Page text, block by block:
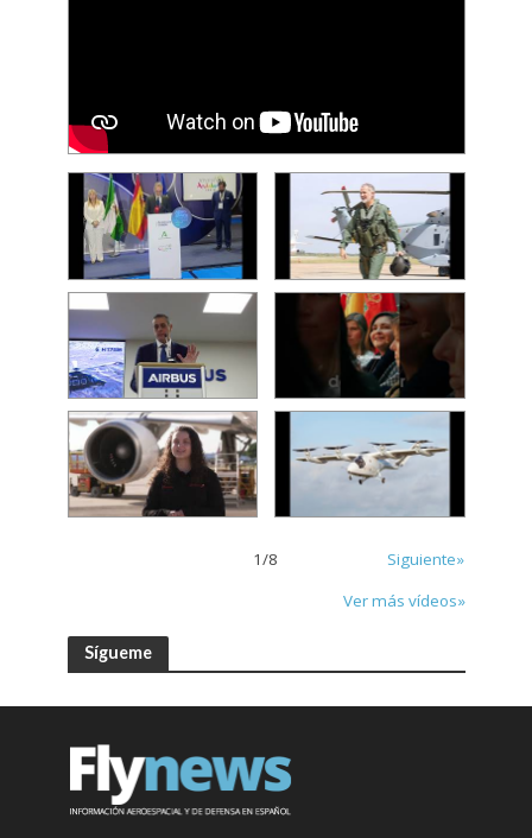
1/8
Siguiente»
Ver más vídeos»
Sígueme